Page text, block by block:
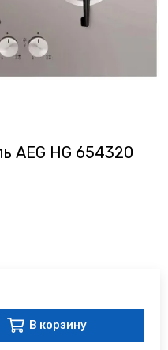
AEG HG 654320
В корзину